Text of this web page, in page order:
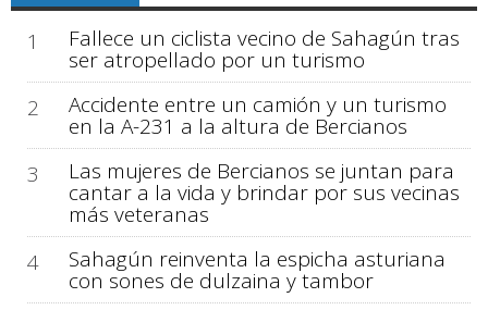
1 Fallece un ciclista vecino de Sahagún tras
ser atropellado por un turismo
2
Accidente entre un camión y un turismo
en la A-231 a la altura de Bercianos
3
Las mujeres de Bercianos se juntan para
cantar a la vida y brindar por sus vecinas
más veteranas
4
Sahagún reinventa la espicha asturiana
con sones de dulzaina y tambor